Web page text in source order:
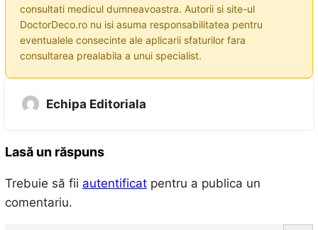
consultati medicul dumneavoastra. Autorii si site-ul
DoctorDeco.ro nu isi asuma responsabilitatea pentru
eventualele consecinte ale aplicarii sfaturilor fara
consultarea prealabila a unui specialist.
Echipa Editoriala
Lasă un răspuns
Trebuie să fii autentificatpentru a publica un
comentariu.